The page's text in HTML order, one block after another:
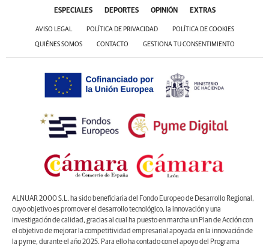
ESPECIALES DEPORTES OPINIÓN EXTRAS
AVISO LEGAL POLÍTICA DE PRIVACIDAD POLÍTICA DE COOKIES
QUIÉNES SOMOS CONTACTO GESTIONA TU CONSENTIMIENTO
ALNUAR 2000 S.L. ha sido beneficiaria del Fondo Europeo de Desarrollo Regional,
cuyo objetivo es promover el desarrollo tecnológico, la innovación y una
investigación de calidad, gracias al cual ha puesto en marcha un Plan de Acción con
el objetivo de mejorar la competitividad empresarial apoyada en la innovación de
la pyme, durante el año 2025. Para ello ha contado con el apoyo del Programa